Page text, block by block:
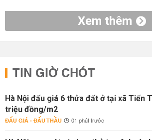
Xem thêm
TIN GIỜ CHÓT
Hà Nội đấu giá 6 thửa đất ở tại xã Tiến
triệu đồng/m2
ĐẤU GIÁ - ĐẤU THẦU 01 phút trước